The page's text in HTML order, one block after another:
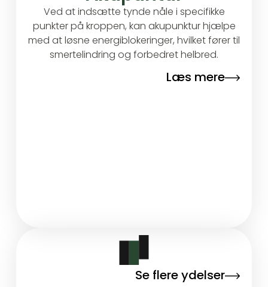
Ved at indsætte tynde nåle i specifikke
punkter på kroppen, kan akupunktur hjælpe
med at løsne energiblokeringer, hvilket fører til
smertelindring og forbedret helbred.
Læs mere
Se flere ydelser